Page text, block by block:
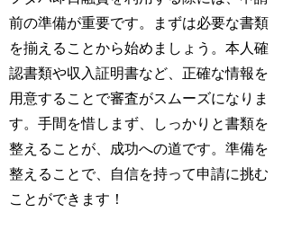
前の準備が重要です。まずは必要な書類
を揃えることから始めましょう。本人確
認書類や収入証明書など、正確な情報を
用意することで審査がスムーズになりま
す。手間を惜しまず、しっかりと書類を
整えることが、成功への道です。準備を
整えることで、自信を持って申請に挑む
ことができます！